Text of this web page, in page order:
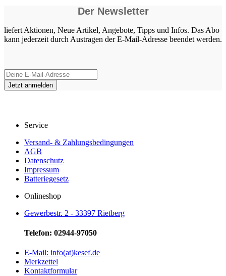
Der Newsletter
liefert Aktionen, Neue Artikel, Angebote, Tipps und Infos. Das Abo
kann jederzeit durch Austragen der E-Mail-Adresse beendet werden.
Service
Versand- & Zahlungsbedingungen
AGB
Datenschutz
Impressum
Batteriegesetz
Onlineshop
Gewerbestr. 2 - 33397 Rietberg
Telefon: 02944-97050
E-Mail: info(at)kesef.de
Merkzettel
Kontaktformular